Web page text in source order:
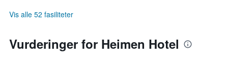
Vis alle 52 fasiliteter
Vurderinger for Heimen Hotel